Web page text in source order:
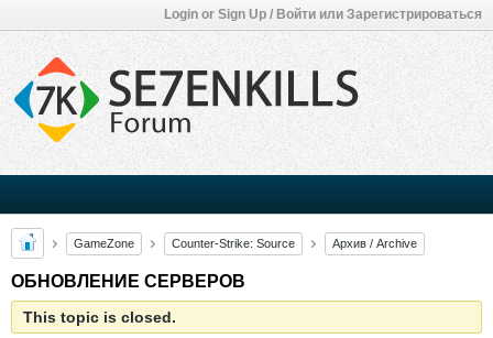
Login or Sign Up / Войти или Зарегистрироваться
GameZone Counter-Strike: Source Архив / Archive
ОБНОВЛЕНИЕ СЕРВЕРОВ
This topic is closed.